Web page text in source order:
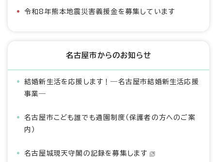
令和8年熊本地震災害義援金を募集しています
名古屋市からのお知らせ
結婚新生活を応援します！―名古屋市結婚新生活応援
事業―
名古屋市こども誰でも通園制度（保護者の方へのご案
内）
名古屋城現天守閣の記録を募集します